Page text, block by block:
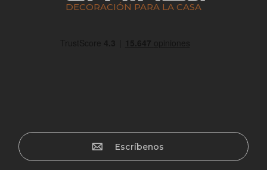
DECORACIÓN PARA LA CASA
Escríbenos